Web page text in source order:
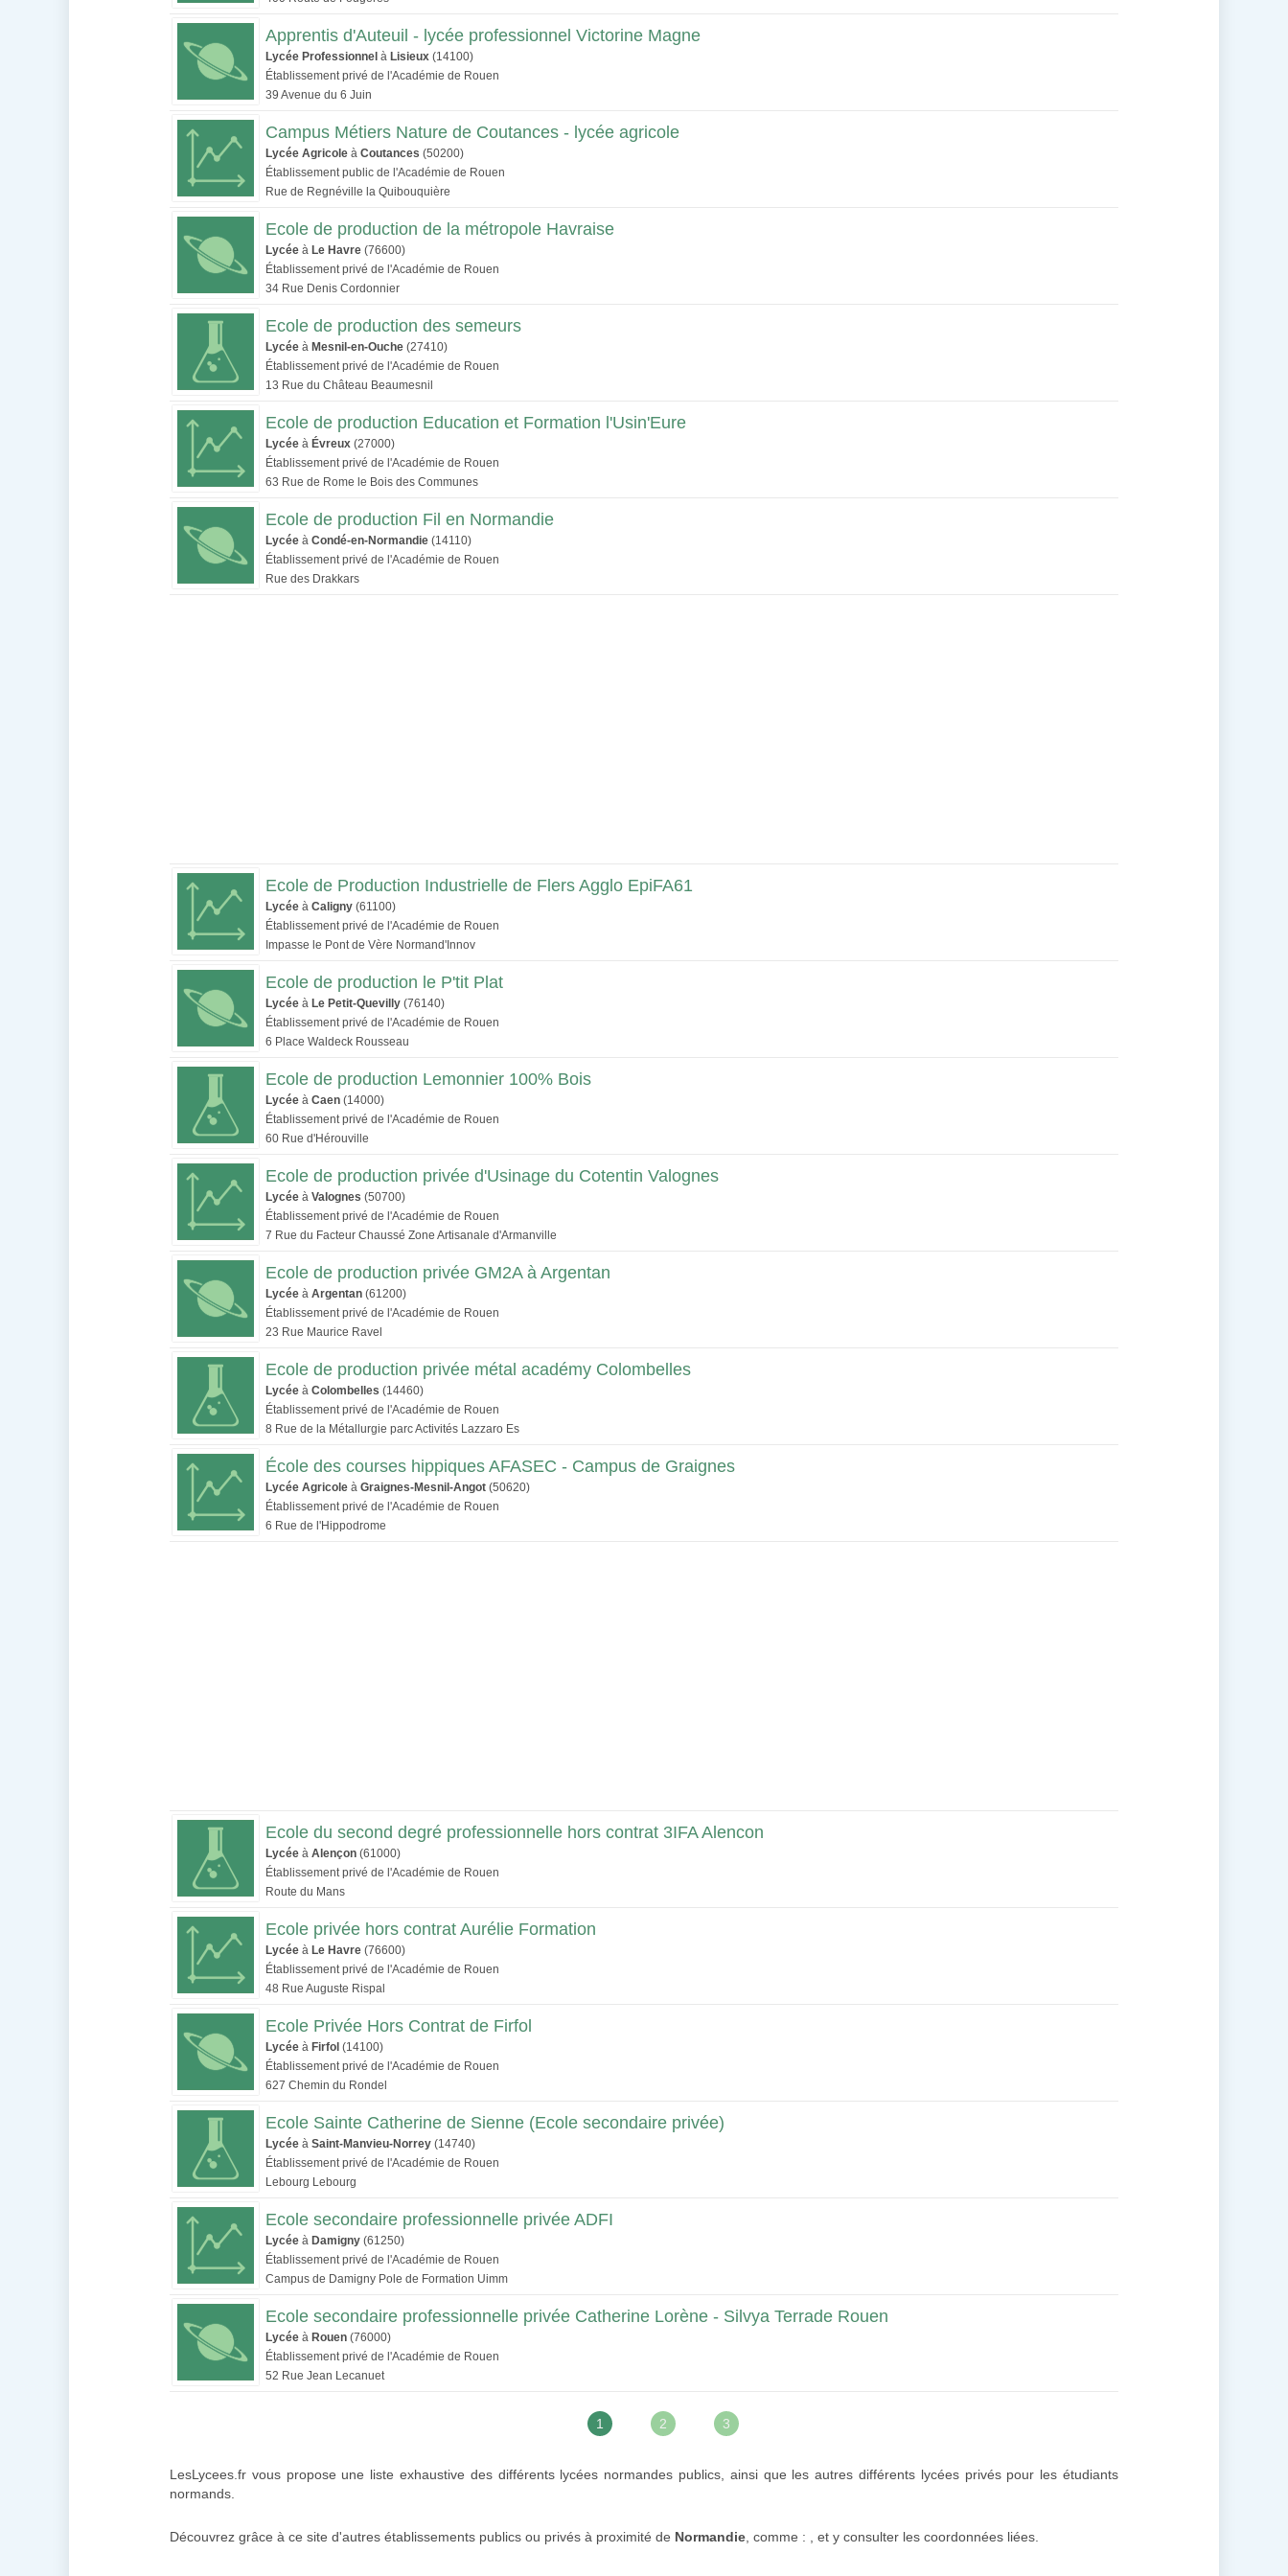
Apprentis d'Auteuil - lycée professionnel Victorine Magne
Lycée Professionnel à Lisieux (14100)
Établissement privé de l'Académie de Rouen
39 Avenue du 6 Juin
Campus Métiers Nature de Coutances - lycée agricole
Lycée Agricole à Coutances (50200)
Établissement public de l'Académie de Rouen
Rue de Regnéville la Quibouquière
Ecole de production de la métropole Havraise
Lycée à Le Havre (76600)
Établissement privé de l'Académie de Rouen
34 Rue Denis Cordonnier
Ecole de production des semeurs
Lycée à Mesnil-en-Ouche (27410)
Établissement privé de l'Académie de Rouen
13 Rue du Château Beaumesnil
Ecole de production Education et Formation l'Usin'Eure
Lycée à Évreux (27000)
Établissement privé de l'Académie de Rouen
63 Rue de Rome le Bois des Communes
Ecole de production Fil en Normandie
Lycée à Condé-en-Normandie (14110)
Établissement privé de l'Académie de Rouen
Rue des Drakkars
Ecole de Production Industrielle de Flers Agglo EpiFA61
Lycée à Caligny (61100)
Établissement privé de l'Académie de Rouen
Impasse le Pont de Vère Normand'Innov
Ecole de production le P'tit Plat
Lycée à Le Petit-Quevilly (76140)
Établissement privé de l'Académie de Rouen
6 Place Waldeck Rousseau
Ecole de production Lemonnier 100% Bois
Lycée à Caen (14000)
Établissement privé de l'Académie de Rouen
60 Rue d'Hérouville
Ecole de production privée d'Usinage du Cotentin Valognes
Lycée à Valognes (50700)
Établissement privé de l'Académie de Rouen
7 Rue du Facteur Chaussé Zone Artisanale d'Armanville
Ecole de production privée GM2A à Argentan
Lycée à Argentan (61200)
Établissement privé de l'Académie de Rouen
23 Rue Maurice Ravel
Ecole de production privée métal académy Colombelles
Lycée à Colombelles (14460)
Établissement privé de l'Académie de Rouen
8 Rue de la Métallurgie parc Activités Lazzaro Es
École des courses hippiques AFASEC - Campus de Graignes
Lycée Agricole à Graignes-Mesnil-Angot (50620)
Établissement privé de l'Académie de Rouen
6 Rue de l'Hippodrome
Ecole du second degré professionnelle hors contrat 3IFA Alencon
Lycée à Alençon (61000)
Établissement privé de l'Académie de Rouen
Route du Mans
Ecole privée hors contrat Aurélie Formation
Lycée à Le Havre (76600)
Établissement privé de l'Académie de Rouen
48 Rue Auguste Rispal
Ecole Privée Hors Contrat de Firfol
Lycée à Firfol (14100)
Établissement privé de l'Académie de Rouen
627 Chemin du Rondel
Ecole Sainte Catherine de Sienne (Ecole secondaire privée)
Lycée à Saint-Manvieu-Norrey (14740)
Établissement privé de l'Académie de Rouen
Lebourg Lebourg
Ecole secondaire professionnelle privée ADFI
Lycée à Damigny (61250)
Établissement privé de l'Académie de Rouen
Campus de Damigny Pole de Formation Uimm
Ecole secondaire professionnelle privée Catherine Lorène - Silvya Terrade Rouen
Lycée à Rouen (76000)
Établissement privé de l'Académie de Rouen
52 Rue Jean Lecanuet
1 2 3
LesLycees.fr vous propose une liste exhaustive des différents lycées normandes publics, ainsi que les autres différents lycées privés pour les étudiants
normands.
Découvrez grâce à ce site d'autres établissements publics ou privés à proximité de Normandie , comme : , et y consulter les coordonnées liées.